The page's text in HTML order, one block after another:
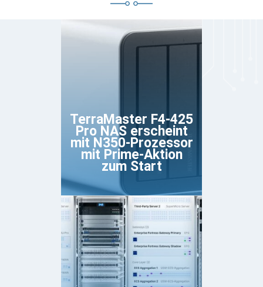
TerraMaster F4-425
Pro NAS erscheint
mit N350-Prozessor
mit Prime-Aktion
zum Start